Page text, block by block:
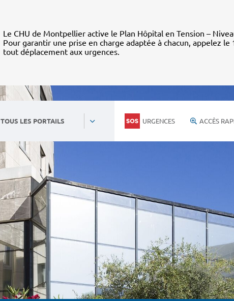
Le CHU de Montpellier active le Plan Hôpital en Tension –
Pour garantir une prise en charge adaptée à chacun, appelez le
tout déplacement aux urgences.
TOUS LES PORTAILS URGENCES ACCÈS